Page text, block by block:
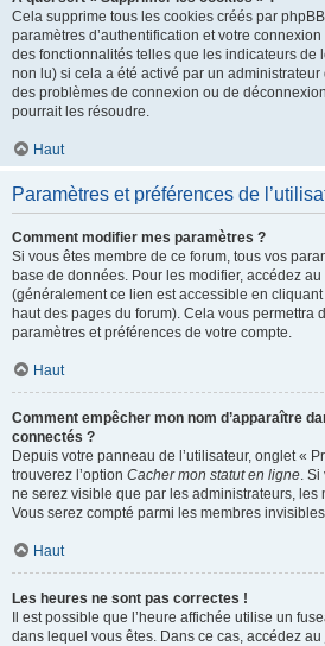
Cela supprime tous les cookies créés par
paramètres d’authentification et votre
des fonctionnalités telles que les indicateurs de
non lu) si cela a été activé par un
des problèmes de connexion ou de
pourrait les résoudre.
Haut
Paramètres et préférences de
Comment modifier mes paramètres ?
Si vous êtes membre de ce forum, tous vos
base de données. Pour les modifier, accédez au
(généralement ce lien est accessible en cliquant
haut des pages du forum). Cela vous permettra
paramètres et préférences de votre compte.
Haut
Comment empêcher mon nom d’apparaître
connectés ?
Depuis votre panneau de l’utilisateur, onglet «
trouverez l’option Cacher mon statut en ligne. Si
ne serez visible que par les administrateurs, les
Vous serez compté parmi les membres
Haut
Les heures ne sont pas correctes !
Il est possible que l’heure affichée utilise un
dans lequel vous êtes. Dans ce cas, accédez au